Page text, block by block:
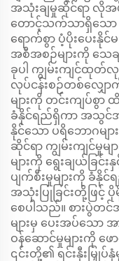
အသုံးချမှုဆိုင်ရာ လိုအ
တောင့်သက်သာရှိသော
ရောက်စွာ ပံ့ပိုးပေးနို
အစီအစဉ်များကို သေ
ခုပါ ကျွမ်းကျင်ထု
လုပ်ငန်းစဉ်တစ်လျှေ
များကို တင်းကျပ်စွာ
ခံနိုင်ရည်ရှိကာ အသွင်အ
နိုင်သော ပရိဘောဂမ
ဆိုင်ရာ ကျွမ်းကျင်မှုမျ
များကို ရွေးချယ်ခြင်းနှ
ပျက်စီးမှုများကို ခံနို
အသုံးပြုခြင်းတို့ဖြင့်
စေပါသည်။ စားပွဲတ
များမှ ပေးအပ်သော
ဝန်ဆောင်မှုများကို ဖ
၎င်းတို့၏ ရင်းနှီးမြှု